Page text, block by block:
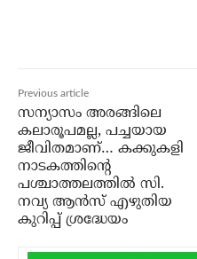
Previous article
സന്യാസം അരങ്ങിലെ
കലാരൂപമല്ല, പച്ചയായ
ജീവിതമാണ്… കക്കുകളി
നാടകത്തിന്റെ
പശ്ചാത്തലത്തില്‍ സി.
നവ്യ ആന്‍സ് എഴുതിയ
കുറിപ്പ് ശ്രദ്ധേയം